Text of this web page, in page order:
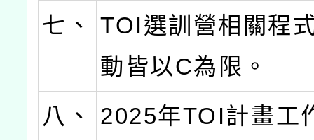
七、
TOI選訓營相關程
動皆以C為限。
八、
2025年TOI計畫工